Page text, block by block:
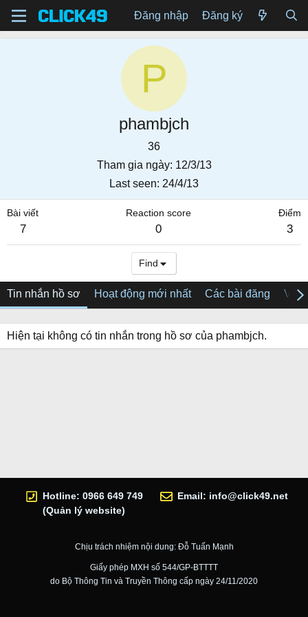
Đăng nhập Đăng ký
P
phambjch
36
Tham gia ngày 12/3/13
Last seen 24/4/13
Bài viết
7
Reaction score
0
Điểm
3
Find
Tin nhắn hồ sơ Hoạt động mới nhất Các bài đăng Về
Hiện tại không có tin nhắn trong hồ sơ của phambjch.
Hotline: 0966 649 749
(Quản lý website)
Email: info@click49.net
Chịu trách nhiệm nội dung: Đỗ Tuấn Mạnh
Giấy phép MXH số 544/GP-BTTTT
do Bộ Thông Tin và Truyền Thông cấp ngày 24/11/2020